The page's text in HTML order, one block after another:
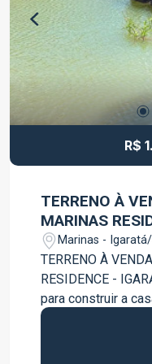
R$
TERRENO À
MARINAS
Marinas -
TERRENO À
RESIDENCE - IGARATÁ Excelente
para construir a
dos condomínios
Terreno com 483
acesso à represa